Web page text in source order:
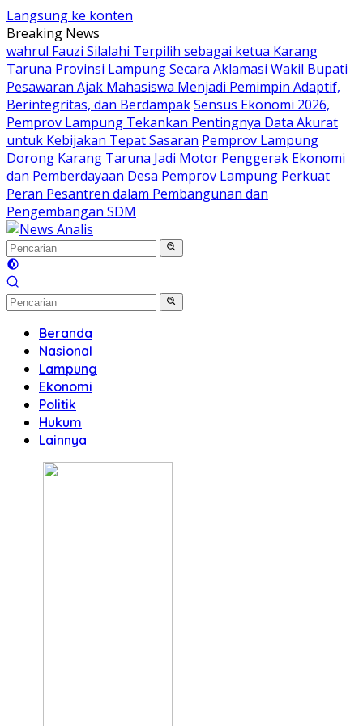
Langsung ke konten
Breaking News
wahrul Fauzi Silalahi Terpilih sebagai ketua Karang
Taruna Provinsi Lampung Secara Aklamasi Wakil Bupati
Pesawaran Ajak Mahasiswa Menjadi Pemimpin Adaptif,
Berintegritas, dan BerdampakSensus Ekonomi 2026,
Pemprov Lampung Tekankan Pentingnya Data Akurat
untuk Kebijakan Tepat Sasaran Pemprov Lampung
Dorong Karang Taruna Jadi Motor Penggerak Ekonomi
dan Pemberdayaan Desa Pemprov Lampung Perkuat
Peran Pesantren dalam Pembangunan dan
Pengembangan SDM
Beranda
Nasional
Lampung
Ekonomi
Politik
Hukum
Lainnya